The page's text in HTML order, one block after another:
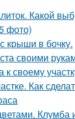
Какой
фото)
крыши в бочку.
своими
своему
Как
Клумба